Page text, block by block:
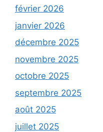
février 2026
janvier 2026
décembre 2025
novembre 2025
octobre 2025
septembre 2025
août 2025
juillet 2025